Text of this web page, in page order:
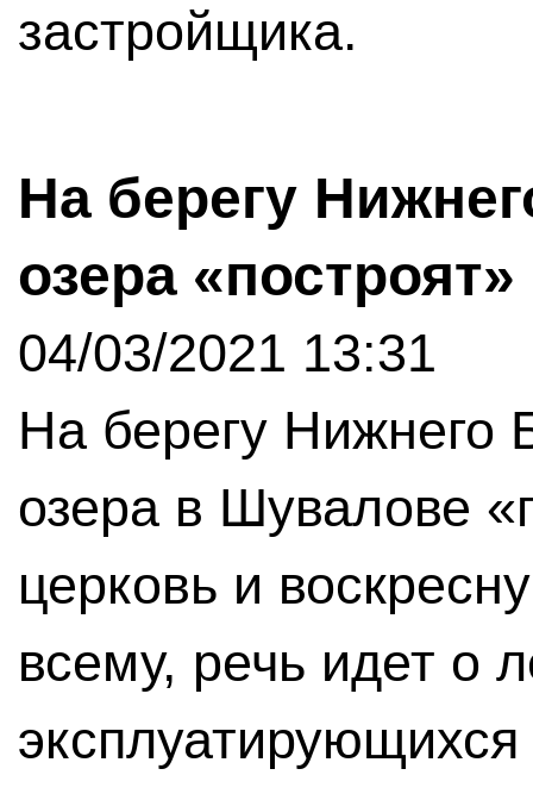
застройщика.
На берегу
озера
04/03/2021 13:31
На берегу Нижнего
озера в Шувалове
церковь и
всему, речь идет о